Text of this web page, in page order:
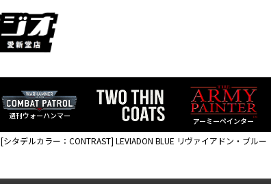
週刊ウォーハンマー
アーミーペインター
[シタデルカラー：CONTRAST] LEVIADON BLUE リヴァイアドン・ブルー